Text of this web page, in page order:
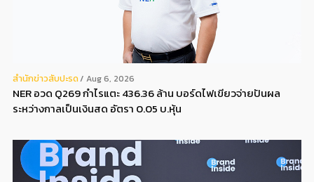
สํานักข่าวสับปะรด Aug 6, 2026
NER อวด Q269 กำไรแตะ 436.36 ล้าน บอร์ดไฟเขียวจ่ายปันผล
ระหว่างกาลเป็นเงินสด อัตรา 0.05 บ.หุ้น